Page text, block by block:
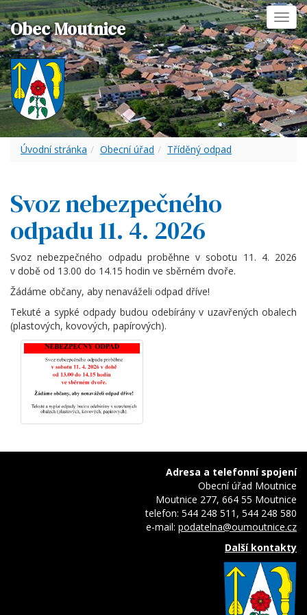
Obec Moutnice
Úvodní stránka Obecní úřad Tříděný odpad
Svoz nebezpečného
odpadu 11. 4. 2026
Svoz nebezpečného odpadu proběhne v sobotu 11. 4. 2026
v době od 13.00 do 14.15 hodin ve sběrném dvoře.
Žádáme občany, aby nenaváželi odpad dříve!
Tekuté a sypké odpady budou odebírány v uzavřených obalech
(plastových, kovových, papírových).
Adresa a telefonní spojení
Obecní úřad Moutnice
Moutnice 277, 664 55 Moutnice
telefon: 544 248 511, 544 248 580
e-mail: podatelna@oumoutnice.cz
Další kontakty